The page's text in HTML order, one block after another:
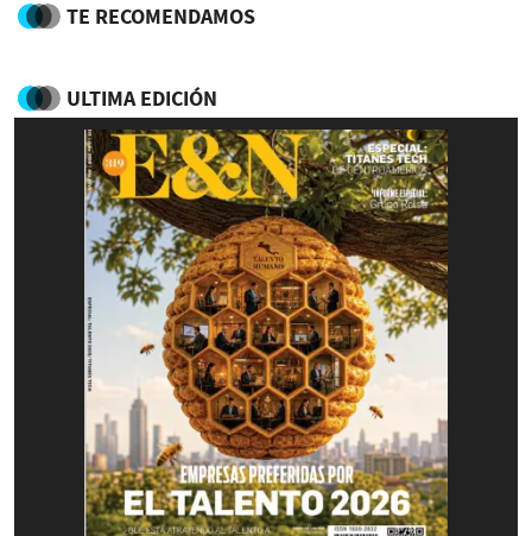
TE RECOMENDAMOS
ULTIMA EDICIÓN